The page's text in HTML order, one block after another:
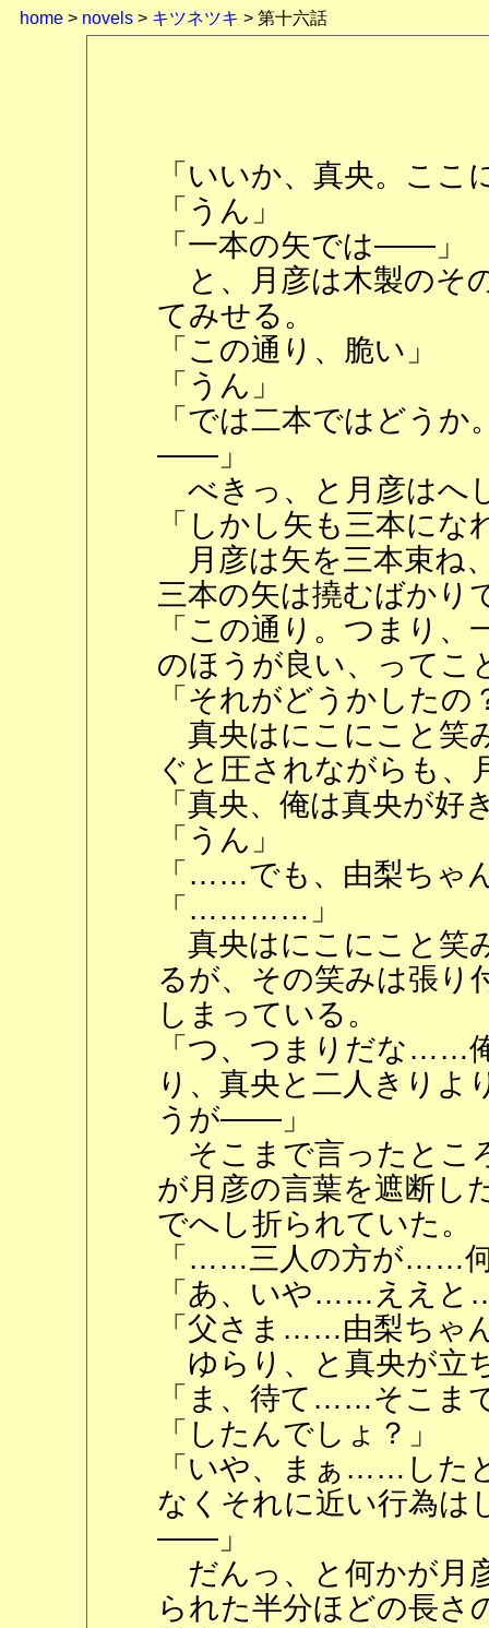
「いいか、真央。こ
「うん」
「一本の矢では――」
と、月彦は木製のそ
てみせる。
「この通り、脆い」
「うん」
「では二本ではどう
――」
べきっ、と月彦はへ
「しかし矢も三本に
月彦は矢を三本束ね
三本の矢は撓むばかり
「この通り。つまり
のほうが良い、ってこ
「それがどうかした
真央はにこにこと笑
ぐと圧されながらも、
「真央、俺は真央が好
「うん」
「……でも、由梨ちゃ
「…………」
真央はにこにこと笑
るが、その笑みは張り
しまっている。
「つ、つまりだな……
り、真央と二人きりよ
うが――」
そこまで言ったとこ
が月彦の言葉を遮断し
でへし折られていた。
「……三人の方が……
「あ、いや……ええ
「父さま……由梨ちゃ
ゆらり、と真央が立
「ま、待て……そこま
「したんでしょ？」
「いや、まぁ……した
なくそれに近い行為は
――」
だんっ、と何かが月
られた半分ほどの長さ
home > novels > キツネツキ > 第十六話